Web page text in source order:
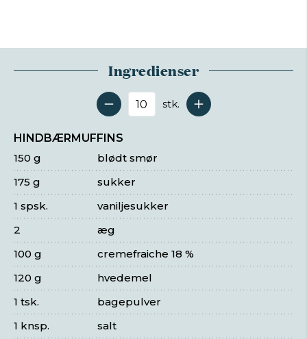
Ingredienser
Antal serveringer
stk.
HINDBÆRMUFFINS
blødt smør
150 g
sukker
175 g
vaniljesukker
1 spsk.
æg
2
cremefraiche 18 %
100 g
hvedemel
120 g
bagepulver
1 tsk.
salt
1 knsp.